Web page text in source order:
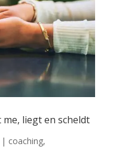
liegt en scheldt
| coaching,